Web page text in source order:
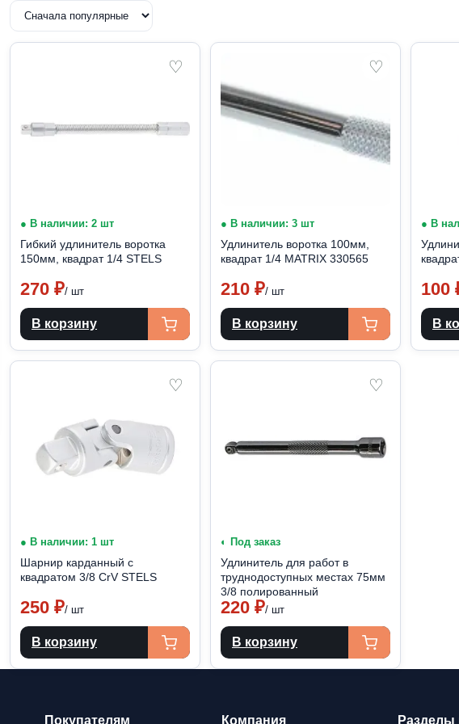
♡
● В наличии: 2 шт
Гибкий удлинитель воротка
150мм, квадрат 1/4 STELS
270 ₽/ шт
В корзину
♡
● В наличии: 3 шт
Удлинитель воротка 100мм,
квадрат 1/4 MATRIX 330565
210 ₽/ шт
В корзину
● В
100
В
♡
● В наличии: 1 шт
Шарнир карданный с
квадратом 3/8 CrV STELS
250 ₽/ шт
В корзину
♡
◐ Под заказ
Удлинитель для работ в
труднодоступных местах 75мм
3/8 полированный
220 ₽/ шт
В корзину
Покупателям Компания Разделы